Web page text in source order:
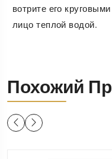
вотрите его
лицо теплой водой.
Похожий